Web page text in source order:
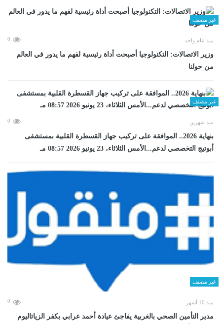
غير مصنف
منذ عام واحد 0
وزير الاتصالات: التكنولوجيا أصبحت أداة رئيسية لفهم ما يدور في العالم
من حولنا
غير مصنف
منذ شهرين 0
بنهاية 2026.. الموافقة على تركيب جهاز القسطرة القلبية بمستشفى
أبوتيج التخصصي لدعم...الأمس الثلاثاء، 23 يونيو 2026 08:57 مـ
غير مصنف
منذ 10 أشهر 0
مدير التأمين الصحي بالغربية يفاجئ عيادة أحمد عرابي بكفر الزياتاليوم